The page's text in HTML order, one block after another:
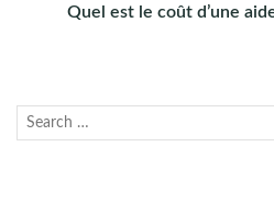
Quel est le coût d’une
Recherche